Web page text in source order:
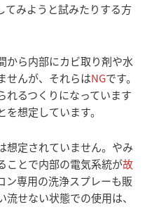
てみようと試みたりする方
から内部にカビ取り剤や水
せんが、それらはNGです。
れるつくりになっています
想定しています。
想定されていません。やみ
ことで内部の電気系統が故
ン専用の洗浄スプレーも販
せない状態での使用は、